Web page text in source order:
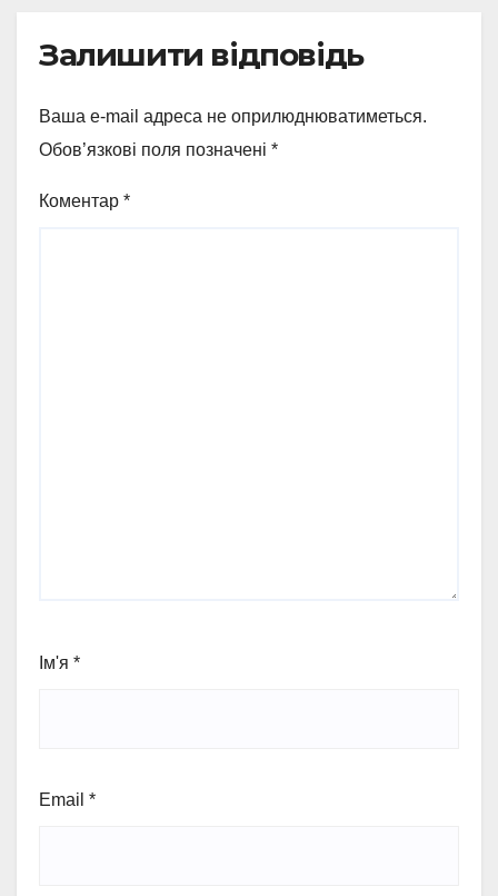
Залишити відповідь
Ваша e-mail адреса не оприлюднюватиметься.
Обов’язкові поля позначені *
Коментар *
Ім'я *
Email *